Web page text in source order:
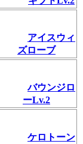
アイスウィ
ズローブ
バウンジロ
ーLv.2
ケロトーン